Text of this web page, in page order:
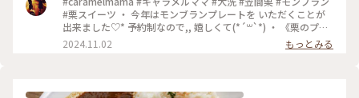
#栗スイーツ ・ 今年はモンブランプレートを いただくことが
出来ました♡* 予約制なので,, 嬉しくて(*´꒳`*) ・ 《栗のプレ
ート》 ＊笠間栗のモンブラン ＊笠間栗のアイスクリーム ＊蜂
蜜のブラマンジェ栗のスープ フルーツ添え ・ 夫はモンブラ
ブランは格別です˚✧₊ ・
2024.11.02 もっとみる